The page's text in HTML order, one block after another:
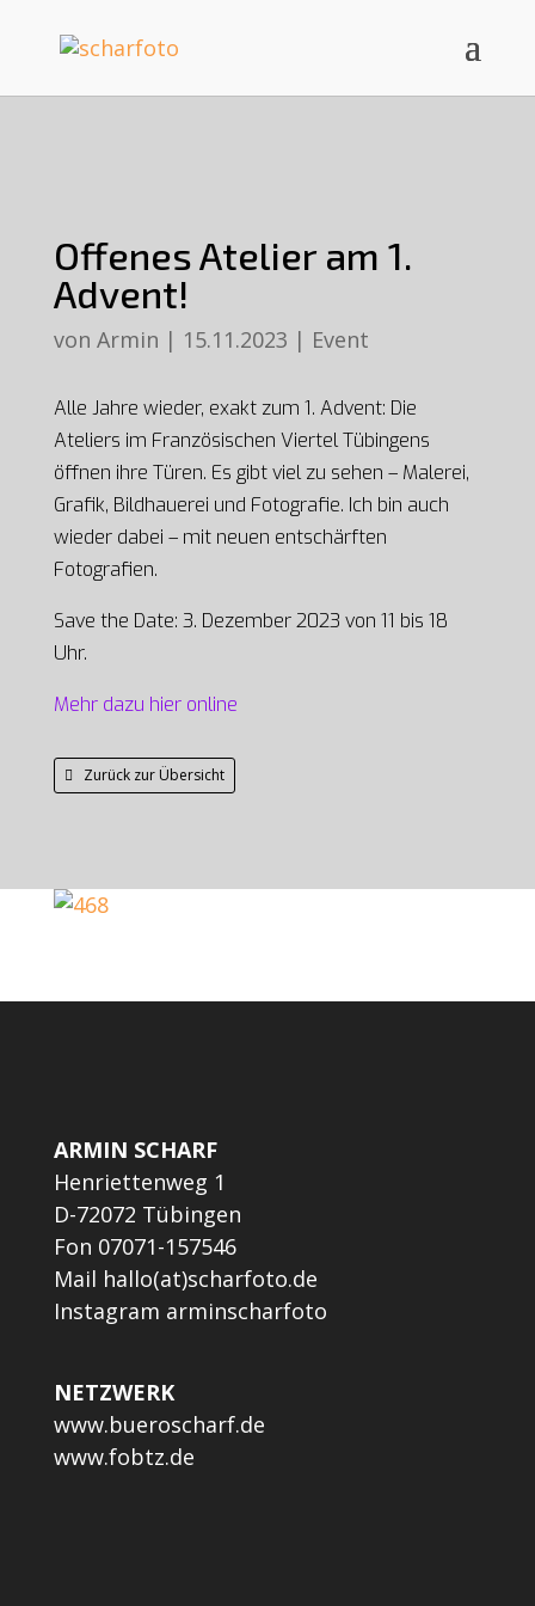
Offenes Atelier am 1.
Advent!
von Armin | 15.11.2023 | Event
Alle Jahre wieder, exakt zum 1. Advent: Die
Ateliers im Französischen Viertel Tübingens
öffnen ihre Türen. Es gibt viel zu sehen – Malerei,
Grafik, Bildhauerei und Fotografie. Ich bin auch
wieder dabei – mit neuen entschärften
Fotografien.
Save the Date: 3. Dezember 2023 von 11 bis 18
Uhr.
Mehr dazu hier online
Zurück zur Übersicht
ARMIN SCHARF
Henriettenweg 1
D-72072 Tübingen
Fon 07071-157546
Mail hallo(at)scharfoto.de
Instagram arminscharfoto
NETZWERK
www.bueroscharf.de
www.fobtz.de